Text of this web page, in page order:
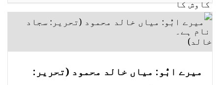
میرے ابُّو: میاں خالد محمود (تحریر: